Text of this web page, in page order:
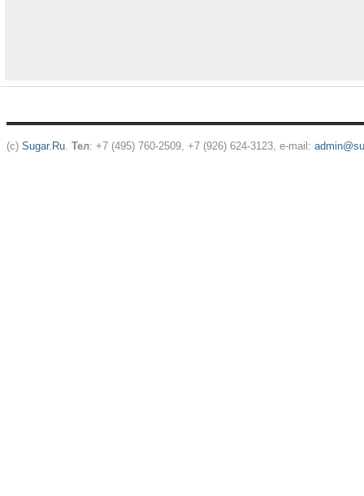
(c) Sugar.Ru. Тел: +7 (495) 760-2509, +7 (926) 624-3123, e-mail: